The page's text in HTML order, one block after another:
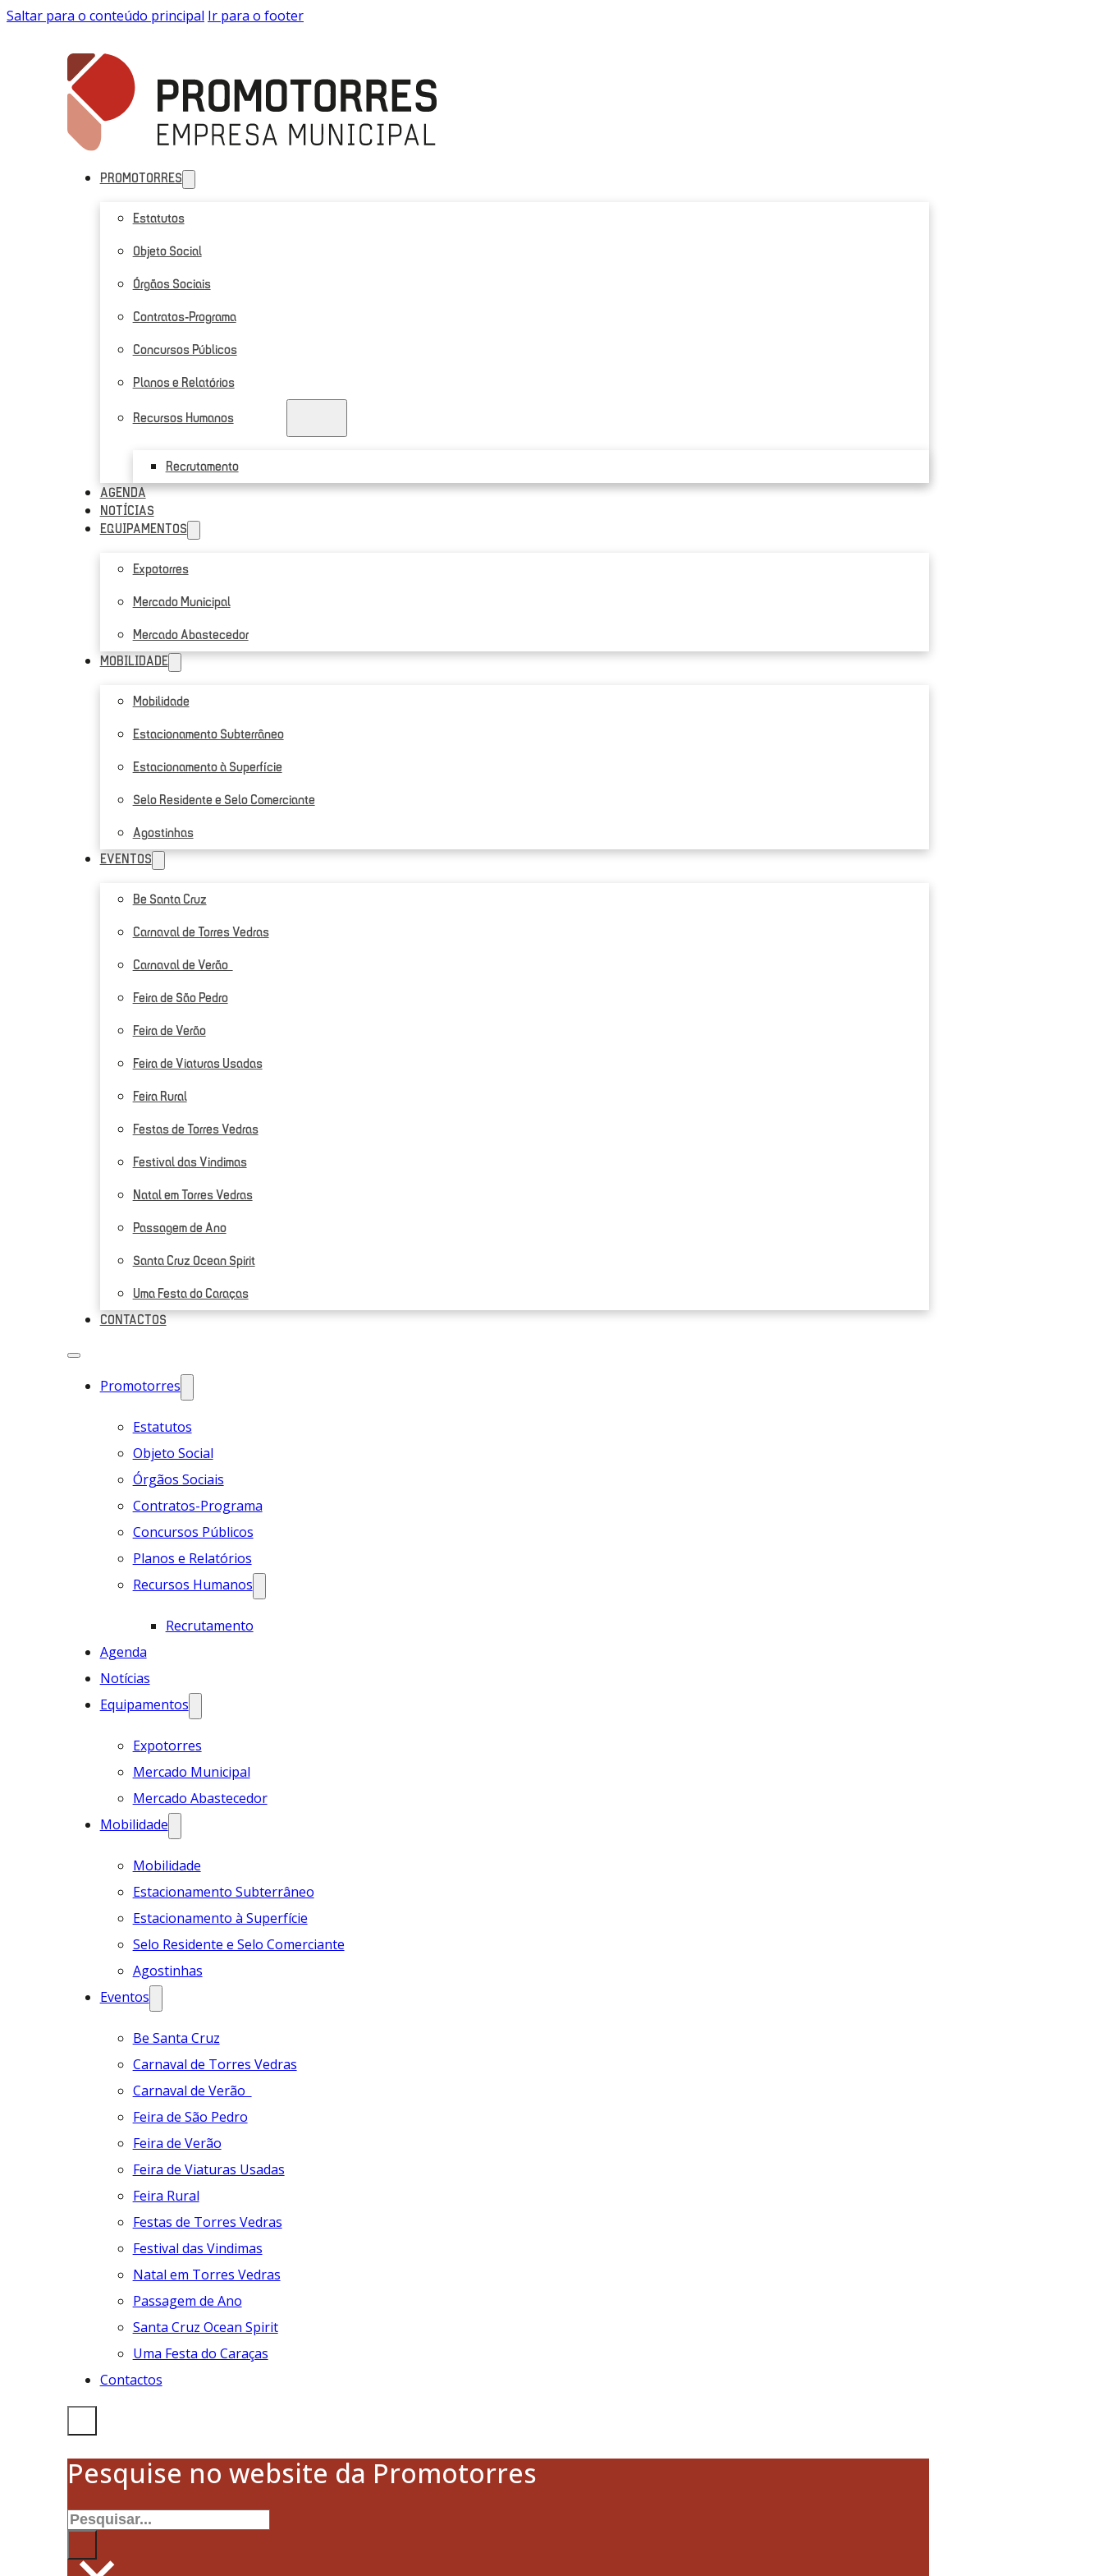
Saltar para o conteúdo principal Ir para o footer
PROMOTORRES
Estatutos
Objeto Social
Órgãos Sociais
Contratos-Programa
Concursos Públicos
Planos e Relatórios
Recursos Humanos
Recrutamento
AGENDA
NOTÍCIAS
EQUIPAMENTOS
Expotorres
Mercado Municipal
Mercado Abastecedor
MOBILIDADE
Mobilidade
Estacionamento Subterrâneo
Estacionamento à Superfície
Selo Residente e Selo Comerciante
Agostinhas
EVENTOS
Be Santa Cruz
Carnaval de Torres Vedras
Carnaval de Verão
Feira de São Pedro
Feira de Verão
Feira de Viaturas Usadas
Feira Rural
Festas de Torres Vedras
Festival das Vindimas
Natal em Torres Vedras
Passagem de Ano
Santa Cruz Ocean Spirit
Uma Festa do Caraças
CONTACTOS
Promotorres
Estatutos
Objeto Social
Órgãos Sociais
Contratos-Programa
Concursos Públicos
Planos e Relatórios
Recursos Humanos
Recrutamento
Agenda
Notícias
Equipamentos
Expotorres
Mercado Municipal
Mercado Abastecedor
Mobilidade
Mobilidade
Estacionamento Subterrâneo
Estacionamento à Superfície
Selo Residente e Selo Comerciante
Agostinhas
Eventos
Be Santa Cruz
Carnaval de Torres Vedras
Carnaval de Verão
Feira de São Pedro
Feira de Verão
Feira de Viaturas Usadas
Feira Rural
Festas de Torres Vedras
Festival das Vindimas
Natal em Torres Vedras
Passagem de Ano
Santa Cruz Ocean Spirit
Uma Festa do Caraças
Contactos
Pesquise no website da Promotorres
Pesquisar